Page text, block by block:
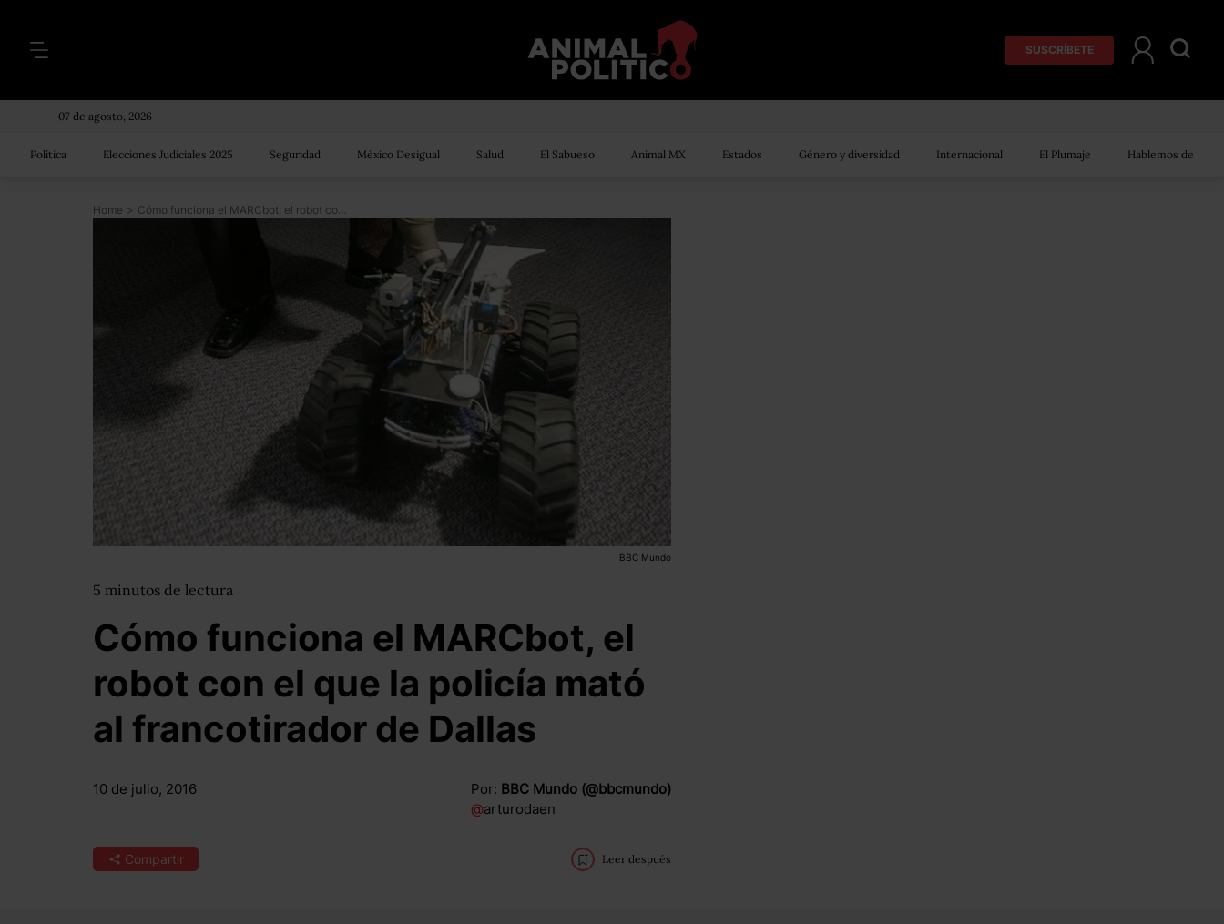
SUSCRÍBETE
07 de agosto, 2026
Política Elecciones Judiciales 2025 Seguridad México Desigual Salud El Sabueso Animal MX Estados Género y diversidad Internacional El Plumaje Hablemos de
Home > Cómo funciona el MARCbot, el robot con el que la policía mató al francotirador de Dallas
BBC Mundo
5 minutos de lectura
Cómo funciona el MARCbot, el
robot con el que la policía mató
al francotirador de Dallas
10 de julio, 2016 Por: BBC Mundo (@bbcmundo)
@arturodaen
Compartir Leer después